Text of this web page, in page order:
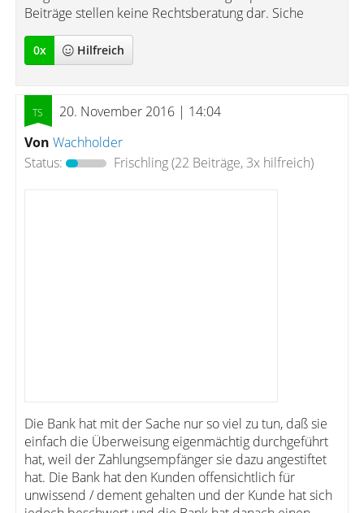
Beiträge stellen keine Rechtsberatung dar. Siche
0x Hilfreich
20. November 2016 | 14:04
Von Wachholder
Status:
Frischling(22 Beiträge, 3x hilfreich)
Die Bank hat mit der Sache nur so viel zu tun, daß sie
einfach die Überweisung eigenmächtig durchgeführt
hat, weil der Zahlungsempfänger sie dazu angestiftet
hat. Die Bank hat den Kunden offensichtlich für
unwissend / dement gehalten und der Kunde hat sich